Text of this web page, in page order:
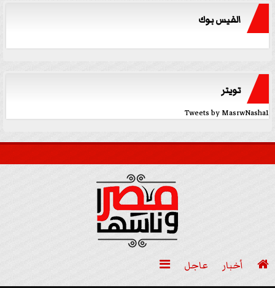
الفيس بوك
تويتر
Tweets by MasrwNasha1
 أخبار عاجل
